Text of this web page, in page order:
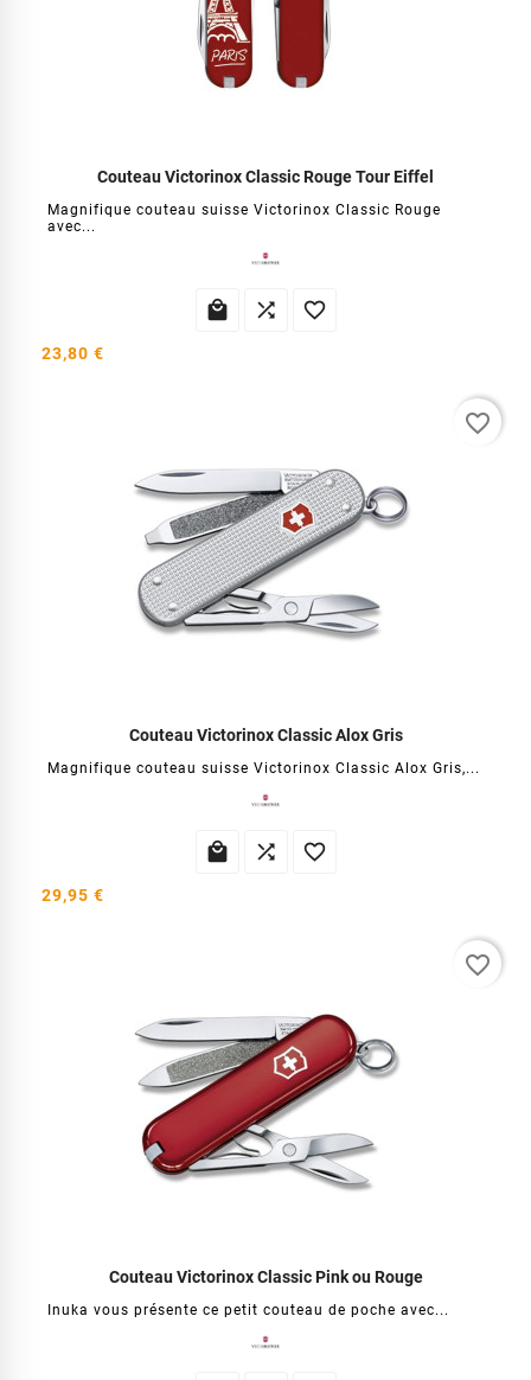
Couteau Victorinox Classic Rouge Tour Eiffel
Magnifique couteau suisse Victorinox Classic Rouge
avec...
  
23,80 €
Couteau Victorinox Classic Alox Gris
Magnifique couteau suisse Victorinox Classic Alox Gris,...
  
29,95 €
favorite_border
Couteau Victorinox Classic Pink ou Rouge
Inuka vous présente ce petit couteau de poche avec...
favorite_border